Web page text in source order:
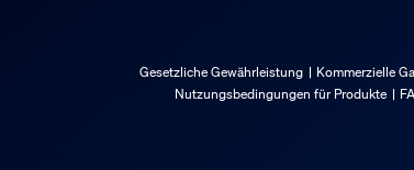
Nettogewicht
1.38 kg
Gesetzliche Gewährleistung Kommerzielle
Nutzungsbedingungen für Produkte